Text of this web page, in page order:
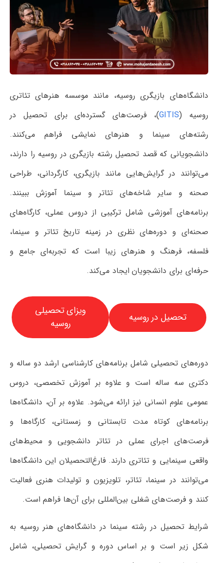
دانشگاه‌های بازیگری روسیه، مانند موسسه هنرهای تئاتری
روسیه (GITIS)، فرصت‌های گسترده‌ای برای تحصیل در
رشته‌های سینما و هنرهای نمایشی فراهم می‌کنند.
دانشجویانی که قصد تحصیل رشته بازیگری در روسیه را دارند،
می‌توانند در گرایش‌هایی مانند بازیگری، کارگردانی، طراحی
صحنه و سایر شاخه‌های تئاتر و سینما آموزش ببینند.
برنامه‌های آموزشی شامل ترکیبی از دروس عملی، کارگاه‌های
صحنه‌ای و دوره‌های نظری در زمینه تاریخ تئاتر و سینما،
فلسفه، فرهنگ و هنرهای زیبا است که تجربه‌ای جامع و
حرفه‌ای برای دانشجویان ایجاد می‌کند.
تحصیل در روسیه
ویزای تحصیلی
روسیه
دوره‌های تحصیلی شامل برنامه‌های کارشناسی ارشد دو ساله و
دکتری سه ساله است و علاوه بر آموزش تخصصی، دروس
عمومی علوم انسانی نیز ارائه می‌شود. علاوه بر آن، دانشگاه‌ها
برنامه‌های کوتاه مدت تابستانی و زمستانی، کارگاه‌ها و
فرصت‌های اجرای عملی در تئاتر دانشجویی و محیط‌های
واقعی سینمایی و تئاتری دارند. فارغ‌التحصیلان این دانشگاه‌ها
می‌توانند در سینما، تئاتر، تلویزیون و تولیدات هنری فعالیت
کنند و فرصت‌های شغلی بین‌المللی برای آن‌ها فراهم است.
شرایط تحصیل در رشته سینما در دانشگاه‌های هنر روسیه به
شکل زیر است و بر اساس دوره و گرایش تحصیلی، شامل